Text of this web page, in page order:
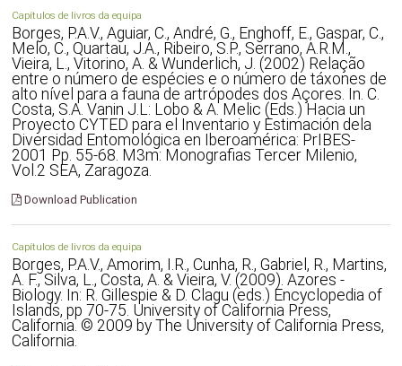
Capítulos de livros da equipa
Borges, P.A.V., Aguiar, C., André, G., Enghoff, E., Gaspar, C.,
Melo, C., Quartau, J.A., Ribeiro, S.P., Serrano, A.R.M.,
Vieira, L., Vitorino, A. & Wunderlich, J. (2002) Relação
entre o número de espécies e o número de táxones de
alto nível para a fauna de artrópodes dos Açores. In. C.
Costa, S.A. Vanin J.L: Lobo & A. Melic (Eds.) Hacia un
Proyecto CYTED para el Inventario y Estimación dela
Diversidad Entomológica en Iberoamérica: PrIBES-
2001 Pp. 55-68. M3m: Monografias Tercer Milenio,
Vol.2 SEA, Zaragoza.
Download Publication
Capítulos de livros da equipa
Borges, P.A.V., Amorim, I.R., Cunha, R., Gabriel, R., Martins,
A. F., Silva, L., Costa, A. & Vieira, V. (2009). Azores -
Biology. In: R. Gillespie & D. Clagu (eds.) Encyclopedia of
Islands, pp 70-75. University of California Press,
California. © 2009 by The University of California Press,
California.